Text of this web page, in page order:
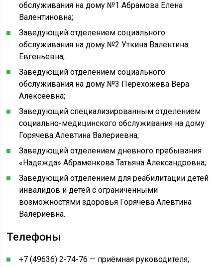
обслуживания на дому №1 Абрамова Елена
Валентиновна;
Заведующий отделением социального
обслуживания на дому №2 Уткина Валентина
Евгеньевна;
Заведующий отделением социального
обслуживания на дому №3 Перехожева Вера
Алексеевна;
Заведующий специализированным отделением
социально-медицинского обслуживания на дому
Горячева Алевтина Валериевна;
Заведующий отделением дневного пребывания
«Надежда» Абраменкова Татьяна Александровна;
Заведующий отделением для реабилитации детей
инвалидов и детей с ограниченными
возможностями здоровья Горячева Алевтина
Валериевна.
Телефоны
+7 (49636) 2-74-76 — приёмная руководителя;